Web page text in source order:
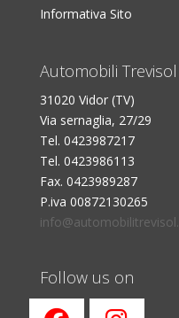
Informativa Sito
Automobili
31020 Vidor (TV)
Via sernaglia, 27/29
Tel. 0423987217
Tel. 0423986113
Fax. 0423989287
P.iva 00872130265
Follow us on